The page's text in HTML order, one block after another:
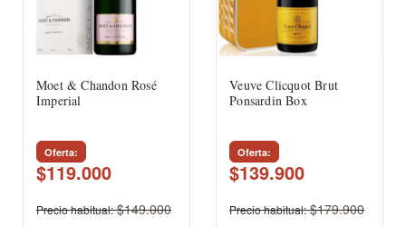
Moet & Chandon Rosé
Imperial
Oferta
$119.000
Precio habitual $149.000
Veuve Clicquot Brut
Ponsardin Box
Oferta
$139.900
Precio habitual $179.900